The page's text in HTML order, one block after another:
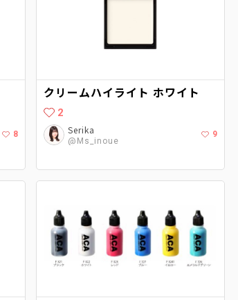
8
クリームハイライト ホワイト
2
Serika
@Ms_inoue
9